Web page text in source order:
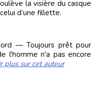
la visière du casque
d’une fillette.
— Toujours prêt pour
l'homme n'a pas encore
plus sur cet auteur